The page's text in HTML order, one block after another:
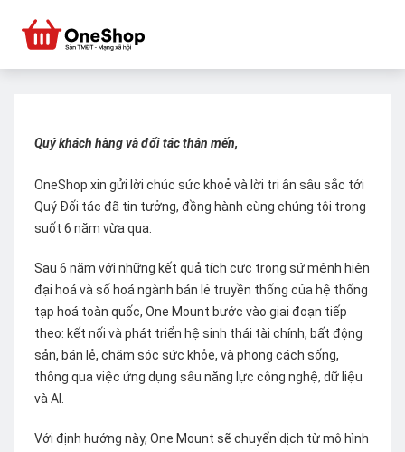
Quý khách hàng và đối tác thân mến,
OneShop xin gửi lời chúc sức khoẻ và lời tri ân sâu sắc tới
Quý Đối tác đã tin tưởng, đồng hành cùng chúng tôi trong
suốt 6 năm vừa qua.
Sau 6 năm với những kết quả tích cực trong sứ mệnh hiện
đại hoá và số hoá ngành bán lẻ truyền thống của hệ thống
tạp hoá toàn quốc, One Mount bước vào giai đoạn tiếp
theo: kết nối và phát triển hệ sinh thái tài chính, bất động
sản, bán lẻ, chăm sóc sức khỏe, và phong cách sống,
thông qua việc ứng dụng sâu năng lực công nghệ, dữ liệu
và AI.
Với định hướng này, One Mount sẽ chuyển dịch từ mô hình